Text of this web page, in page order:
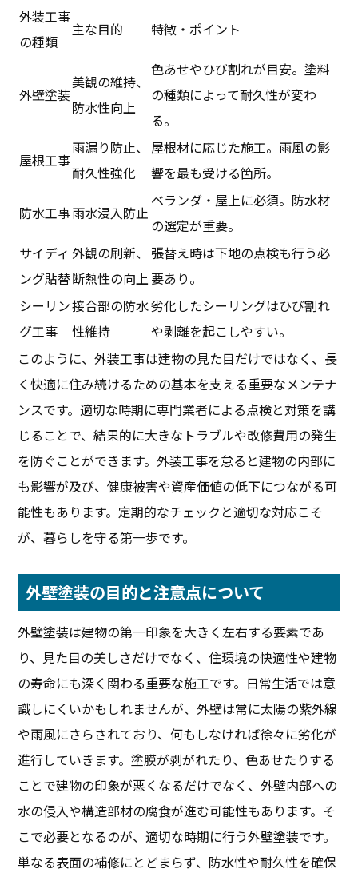
外装工事
の種類
主な目的 特徴・ポイント
外壁塗装
美観の維持、
防水性向上
色あせやひび割れが目安。塗料
の種類によって耐久性が変わ
る。
屋根工事
雨漏り防止、
耐久性強化
屋根材に応じた施工。雨風の影
響を最も受ける箇所。
防水工事雨水浸入防止
ベランダ・屋上に必須。防水材
の選定が重要。
サイディ
ング貼替
外観の刷新、
断熱性の向上
張替え時は下地の点検も行う必
要あり。
シーリン
グ工事
接合部の防水
性維持
劣化したシーリングはひび割れ
や剥離を起こしやすい。
このように、外装工事は建物の見た目だけではなく、長
く快適に住み続けるための基本を支える重要なメンテナ
ンスです。適切な時期に専門業者による点検と対策を講
じることで、結果的に大きなトラブルや改修費用の発生
を防ぐことができます。外装工事を怠ると建物の内部に
も影響が及び、健康被害や資産価値の低下につながる可
能性もあります。定期的なチェックと適切な対応こそ
が、暮らしを守る第一歩です。
外壁塗装の目的と注意点について
外壁塗装は建物の第一印象を大きく左右する要素であ
り、見た目の美しさだけでなく、住環境の快適性や建物
の寿命にも深く関わる重要な施工です。日常生活では意
識しにくいかもしれませんが、外壁は常に太陽の紫外線
や雨風にさらされており、何もしなければ徐々に劣化が
進行していきます。塗膜が剥がれたり、色あせたりする
ことで建物の印象が悪くなるだけでなく、外壁内部への
水の侵入や構造部材の腐食が進む可能性もあります。そ
こで必要となるのが、適切な時期に行う外壁塗装です。
単なる表面の補修にとどまらず、防水性や耐久性を確保